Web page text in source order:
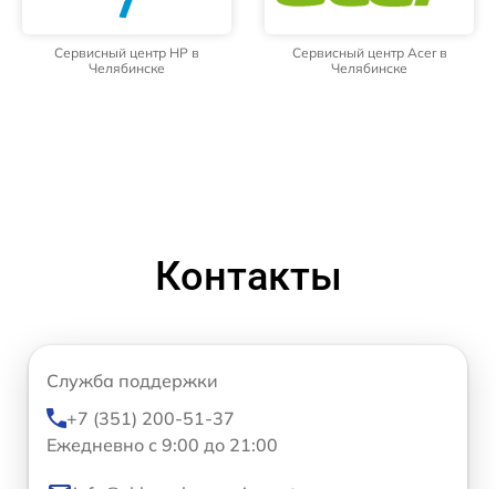
Сервисный центр HP в
Челябинске
Сервисный центр Acer в
Челябинске
Контакты
Служба поддержки
+7 (351) 200-51-37
Ежедневно с 9:00 до 21:00